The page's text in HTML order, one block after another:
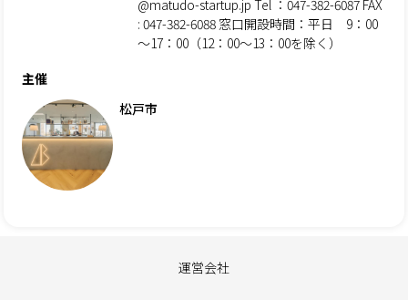
@matudo-startup.jp Tel ：047-382-6087 FAX
: 047-382-6088 窓口開設時間：平日 9：00
～17：00（12：00～13：00を除く）
主催
松戸市
運営会社